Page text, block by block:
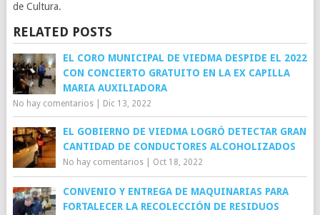
de Cultura.
RELATED POSTS
EL CORO MUNICIPAL DE VIEDMA DESPIDE EL 2022
CON CONCIERTO GRATUITO EN LA EX CAPILLA
MARIA AUXILIADORA
No hay comentarios| Dic 13, 2022
EL GOBIERNO DE VIEDMA LOGRÓ DETECTAR GRAN
CANTIDAD DE CONDUCTORES ALCOHOLIZADOS
No hay comentarios| Oct 18, 2022
CONVENIO Y ENTREGA DE MAQUINARIAS PARA
FORTALECER LA RECOLECCIÓN DE RESIDUOS